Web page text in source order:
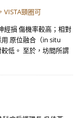
VISTA頸圈可
經損 傷機率較高；相對
原位融合（in situ
低。 至於，坊間所謂